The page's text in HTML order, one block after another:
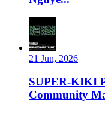
21 Jun, 2026
SUPER-KIKI
Community